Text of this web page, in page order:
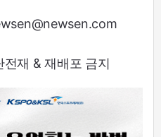
재 & 재배포 금지